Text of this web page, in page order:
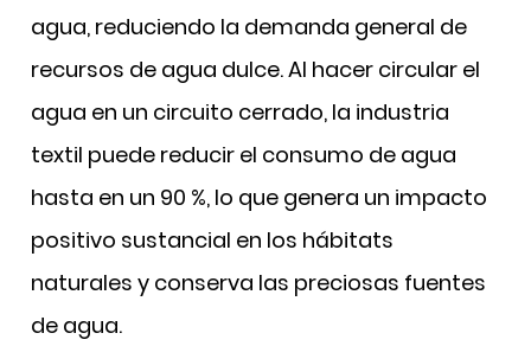
agua, reduciendo la demanda general de
recursos de agua dulce. Al hacer circular el
agua en un circuito cerrado, la industria
textil puede reducir el consumo de agua
hasta en un 90 %, lo que genera un impacto
positivo sustancial en los hábitats
naturales y conserva las preciosas fuentes
de agua.